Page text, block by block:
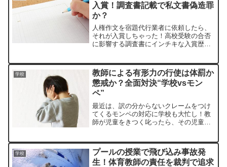
入賞！調査書記載で私文書偽造罪
か？
人権作文を宿題代行業者に依頼したら、
それが入賞しちゃった！高校受験の合否
に影響する調査書にインチキな入賞歴が
学校
教師による有形力の行使は体罰か
懲戒か？全面対決“学校vsモン
ペ”
最近は、訳の分からないクレームをつけ
てくるモンペの対応に学校も大忙し！教
師が児童をきつく叱ったら、その児童の
学校
プールの授業で飛び込み事故発
生！体育教師の責任を裁判で追求